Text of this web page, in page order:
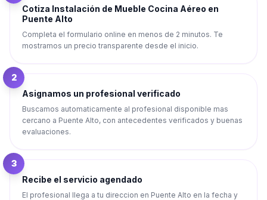
Cotiza Instalación de Mueble Cocina Aéreo en
Puente Alto
Completa el formulario online en menos de 2 minutos. Te
mostramos un precio transparente desde el inicio.
2
Asignamos un profesional verificado
Buscamos automaticamente al profesional disponible mas
cercano a Puente Alto, con antecedentes verificados y buenas
evaluaciones.
3
Recibe el servicio agendado
El profesional llega a tu direccion en Puente Alto en la fecha y